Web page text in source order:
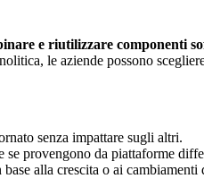
e riutilizzare componenti
le aziende possono
senza impattare sugli altri.
provengono da piattaforme
alla crescita o ai cambiamenti